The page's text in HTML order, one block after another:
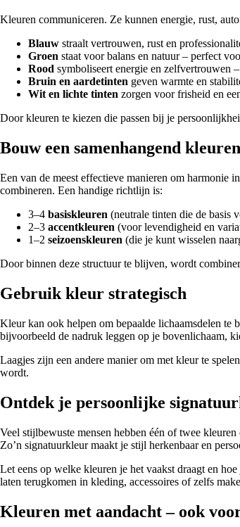
Kleuren communiceren. Ze kunnen energie, rust,
Blauw straalt vertrouwen, rust en
Groen staat voor balans en natuur – perfect
Rood symboliseert energie en zelfvertrouwen
Bruin en aardetinten geven warmte en
Wit en lichte tinten zorgen voor frisheid en
Door kleuren te kiezen die passen bij je
Bouw een samenhangend
Een van de meest effectieve manieren om harmonie
combineren. Een handige richtlijn is:
3–4 basiskleuren (neutrale tinten die de basis
2–3 accentkleuren (voor levendigheid en
1–2 seizoenskleuren (die je kunt wisselen
Door binnen deze structuur te blijven, wordt
Gebruik kleur strategisch
Kleur kan ook helpen om bepaalde lichaamsdelen
bijvoorbeeld de nadruk leggen op je bovenlichaam,
Laagjes zijn een andere manier om met kleur te
wordt.
Ontdek je persoonlijke
Veel stijlbewuste mensen hebben één of twee
Zo’n signatuurkleur maakt je stijl herkenbaar en
Let eens op welke kleuren je het vaakst draagt en
laten terugkomen in kleding, accessoires of zelfs
Kleuren met aandacht – ook